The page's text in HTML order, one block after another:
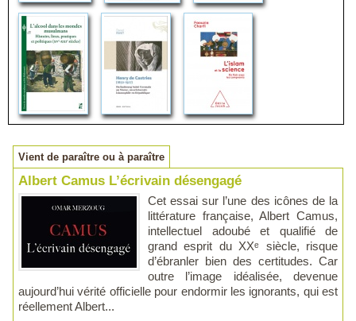
Vient de paraître ou à paraître
Albert Camus L’écrivain désengagé
Cet essai sur l’une des icônes de la
littérature française, Albert Camus,
intellectuel adoubé et qualifié de
grand esprit du XXᵉ siècle, risque
d’ébranler bien des certitudes. Car
outre l’image idéalisée, devenue
aujourd’hui vérité officielle pour endormir les ignorants, qui est
réellement Albert...